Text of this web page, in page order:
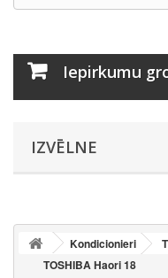
Iepirkumu
IZVĒLNE
Kondicionieri
TOSHIBA Haori 18